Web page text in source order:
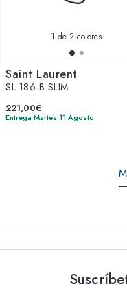
1 de 2 colores
Saint Laurent
SL 186-B SLIM
221,00€
Entrega Martes 11 Agosto